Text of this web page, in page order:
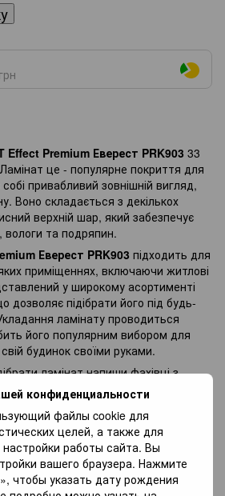
конфиденциальности
файлы cookie для
целей, а также для
работы сайта. Вы
вашего браузера. Нажмите
чтобы указать дату рождения
Effect Premium Еверест PRK903 33
це - популярне покриття для
привабливий зовнішній вигляд,
Воно складається з декількох
верхній шар, який забезпечує
вологи та подряпин.
Еверест PRK903 підходить для
приміщеннях, включаючи житлові
у широкому асортименті
дозволяє підібрати його під будь-
ламінату проводиться
його популярним вибором для
будинок своїми руками.
ламінат напиши фахівці з
у Виборі, так само у Вас є
для підлоги в оплату
різними платежами протягом 3